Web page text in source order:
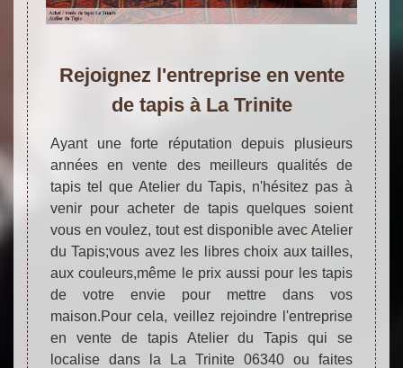
Rejoignez l'entreprise en vente
de tapis à La Trinite
Ayant une forte réputation depuis plusieurs
années en vente des meilleurs qualités de
tapis tel que Atelier du Tapis, n'hésitez pas à
venir pour acheter de tapis quelques soient
vous en voulez, tout est disponible avec Atelier
du Tapis;vous avez les libres choix aux tailles,
aux couleurs,même le prix aussi pour les tapis
de votre envie pour mettre dans vos
maison.Pour cela, veillez rejoindre l'entreprise
en vente de tapis Atelier du Tapis qui se
localise dans la La Trinite 06340 ou faites